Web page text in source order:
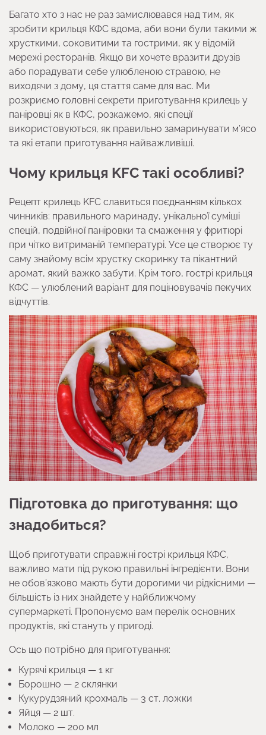
Багато хто з нас не раз замислювався над тим, як
зробити крильця КФС вдома, аби вони були такими ж
хрусткими, соковитими та гострими, як у відомій
мережі ресторанів. Якщо ви хочете вразити друзів
або порадувати себе улюбленою стравою, не
виходячи з дому, ця стаття саме для вас. Ми
розкриємо головні секрети приготування крилець у
паніровці як в КФС, розкажемо, які спеції
використовуються, як правильно замаринувати м’ясо
та які етапи приготування найважливіші.
Чому крильця KFC такі особливі?
Рецепт крилець KFC славиться поєднанням кількох
чинників: правильного маринаду, унікальної суміші
спецій, подвійної паніровки та смаження у фритюрі
при чітко витриманій температурі. Усе це створює ту
саму знайому всім хрустку скоринку та пікантний
аромат, який важко забути. Крім того, гострі крильця
КФС — улюблений варіант для поціновувачів пекучих
відчуттів.
Підготовка до приготування: що
знадобиться?
Щоб приготувати справжні гострі крильця КФС,
важливо мати під рукою правильні інгредієнти. Вони
не обов’язково мають бути дорогими чи рідкісними —
більшість із них знайдете у найближчому
супермаркеті. Пропонуємо вам перелік основних
продуктів, які стануть у пригоді.
Ось що потрібно для приготування:
Курячі крильця — 1 кг
Борошно — 2 склянки
Кукурудзяний крохмаль — 3 ст. ложки
Яйця — 2 шт.
Молоко — 200 мл